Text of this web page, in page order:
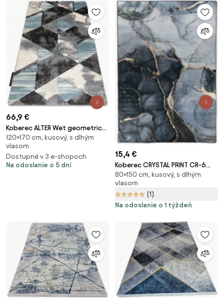
66,9 €
Koberec ALTER Wet geometric
nebeský
120×170 cm, kusový, s dlhým
vlasom
Dostupné v 3 e-shopoch
Na odoslanie o 5 dní
15,4 €
Koberec CRYSTAL PRINT CR-6
sivý / čierny
80×150 cm, kusový, s dlhým
vlasom
(1)
Na odoslanie o 1 týždeň